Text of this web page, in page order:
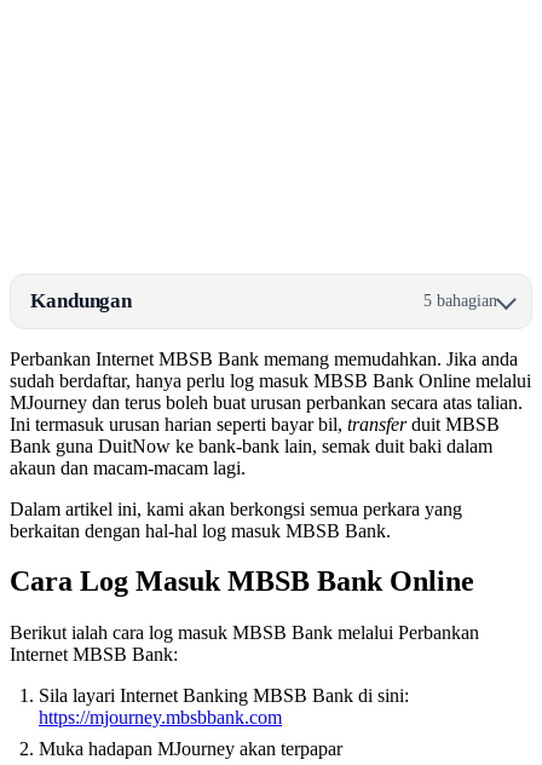
Kandungan 5 bahagian
Perbankan Internet MBSB Bank memang memudahkan. Jika anda
sudah berdaftar, hanya perlu log masuk MBSB Bank Online melalui
MJourney dan terus boleh buat urusan perbankan secara atas talian.
Ini termasuk urusan harian seperti bayar bil, transferduit MBSB
Bank guna DuitNow ke bank-bank lain, semak duit baki dalam
akaun dan macam-macam lagi.
Dalam artikel ini, kami akan berkongsi semua perkara yang
berkaitan dengan hal-hal log masuk MBSB Bank.
Cara Log Masuk MBSB Bank Online
Berikut ialah cara log masuk MBSB Bank melalui Perbankan
Internet MBSB Bank:
Sila layari Internet Banking MBSB Bank di sini:
https://mjourney.mbsbbank.com
Muka hadapan MJourney akan terpapar